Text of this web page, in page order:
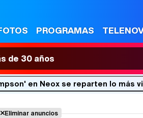
PROGRAMAS
de 30 años
en Neox se reparten lo más
Eliminar anuncios